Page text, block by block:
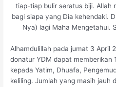
tiap-tiap bulir seratus biji. Allah
bagi siapa yang Dia kehendaki.
Nya) lagi Maha Mengetahui.
Alhamdulillah pada jumat 3 April
donatur YDM dapat memberikan
kepada Yatim, Dhuafa,
keliling. Jumlah yang masih jauh